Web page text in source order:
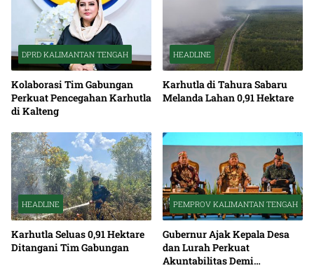
DPRD KALIMANTAN TENGAH
Kolaborasi Tim Gabungan
Perkuat Pencegahan Karhutla
di Kalteng
HEADLINE
Karhutla di Tahura Sabaru
Melanda Lahan 0,91 Hektare
HEADLINE
Karhutla Seluas 0,91 Hektare
Ditangani Tim Gabungan
PEMPROV KALIMANTAN TENGAH
Gubernur Ajak Kepala Desa
dan Lurah Perkuat
Akuntabilitas Demi